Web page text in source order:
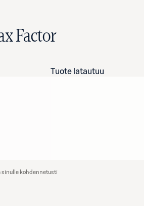
Factor
Tuote latautuu
sinulle kohdennetusti